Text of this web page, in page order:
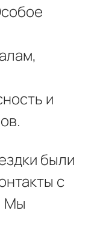
и
были
с
Мы